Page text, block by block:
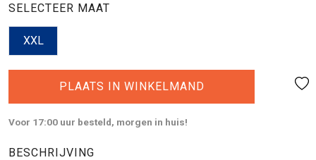
SELECTEER MAAT
XXL
PLAATS IN WINKELMAND
Voor 17:00 uur besteld, morgen in huis!
BESCHRIJVING